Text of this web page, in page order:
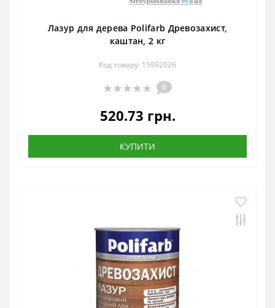
Лазур для дерева Polifarb Древозахист,
каштан, 2 кг
Код товару: 15992026
0
520.73 грн.
КУПИТИ